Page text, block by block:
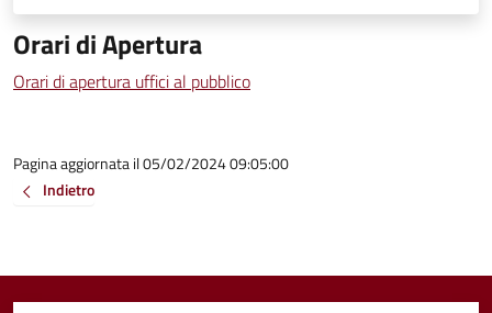
Orari di Apertura
Orari di apertura uffici al pubblico
Pagina aggiornata il 05/02/2024 09:05:00
Indietro